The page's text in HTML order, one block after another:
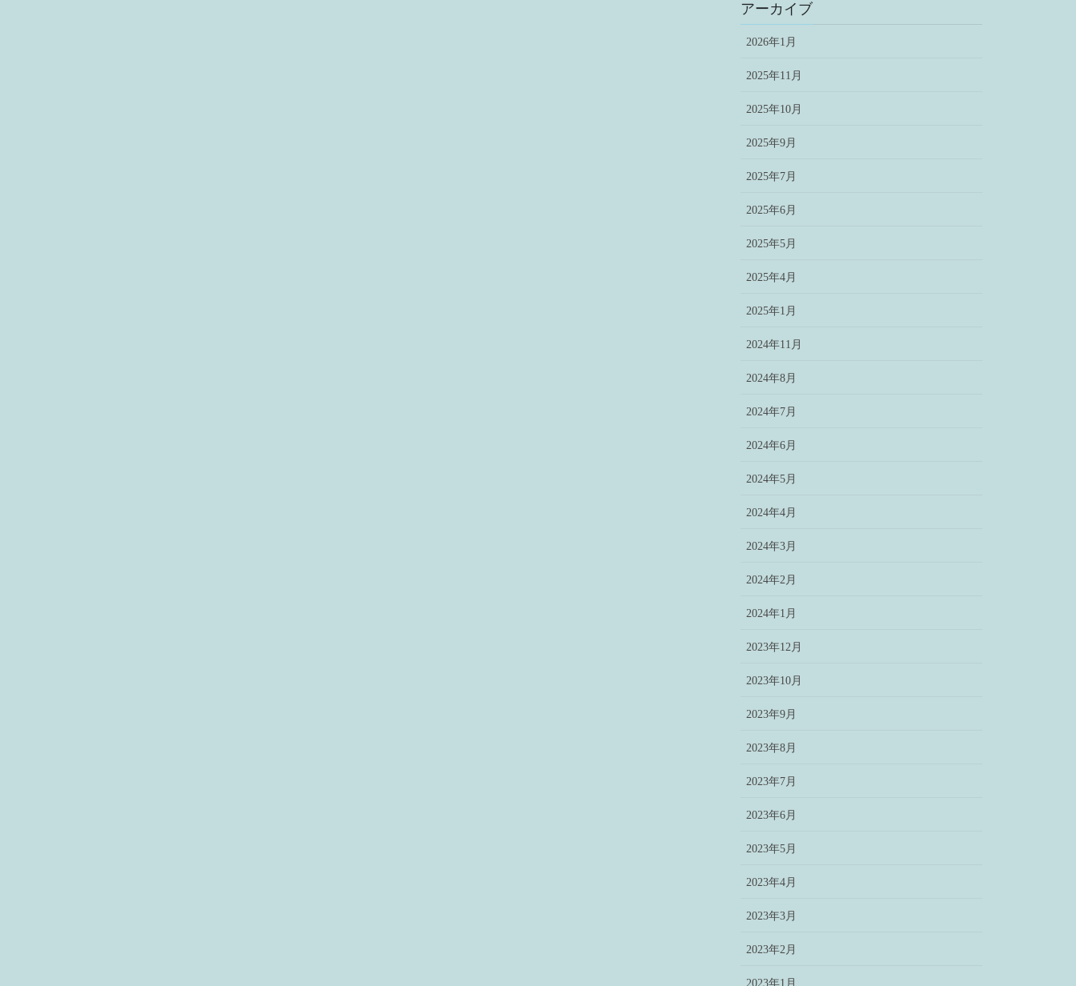
アーカイブ
2026年1月
2025年11月
2025年10月
2025年9月
2025年7月
2025年6月
2025年5月
2025年4月
2025年1月
2024年11月
2024年8月
2024年7月
2024年6月
2024年5月
2024年4月
2024年3月
2024年2月
2024年1月
2023年12月
2023年10月
2023年9月
2023年8月
2023年7月
2023年6月
2023年5月
2023年4月
2023年3月
2023年2月
2023年1月